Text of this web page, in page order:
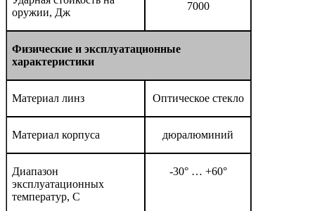
оружии, Дж
7000
Физические и эксплуатационные
характеристики
Материал линз Оптическое стекло
Материал корпуса дюралюминий
Диапазон
эксплуатационных
температур, С
-30° … +60°